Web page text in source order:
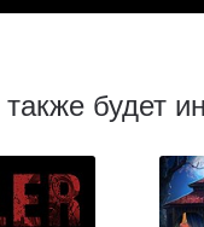
будет